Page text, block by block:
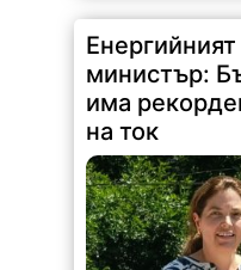
министър:
има
на ток